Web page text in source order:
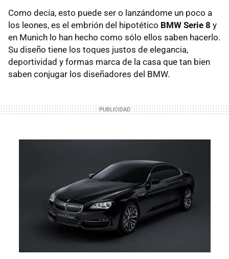
Como decía, esto puede ser o lanzándome un poco a
los leones, es el embrión del hipotético BMW Serie 8 y
en Munich lo han hecho como sólo ellos saben hacerlo.
Su diseño tiene los toques justos de elegancia,
deportividad y formas marca de la casa que tan bien
saben conjugar los diseñadores del BMW.